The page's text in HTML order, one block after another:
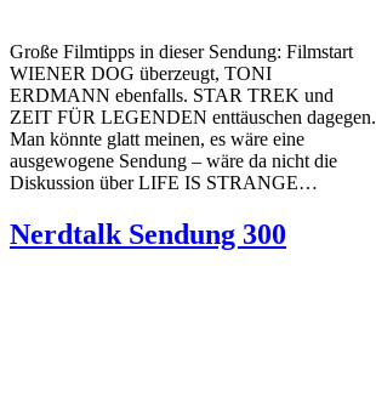
Große Filmtipps in dieser Sendung: Filmstart
WIENER DOG überzeugt, TONI
ERDMANN ebenfalls. STAR TREK und
ZEIT FÜR LEGENDEN enttäuschen dagegen.
Man könnte glatt meinen, es wäre eine
ausgewogene Sendung – wäre da nicht die
Diskussion über LIFE IS STRANGE…
Nerdtalk Sendung 300